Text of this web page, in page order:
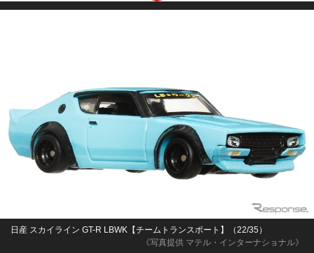
《写真提供 マテル・インターナショナル》
日産 スカイライン GT-R LBWK【チームトランスポート】（22/35）